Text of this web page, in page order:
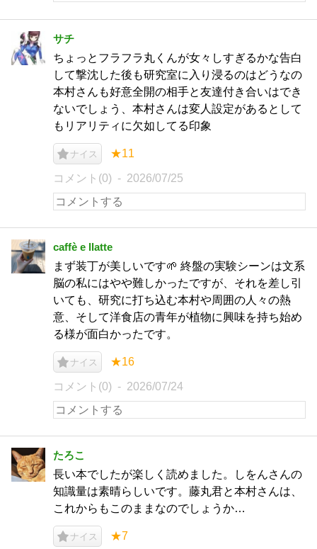
サチ
ちょっとフラフラ丸くんが女々しすぎるかな告白
して撃沈した後も研究室に入り浸るのはどうなの
本村さんも好意全開の相手と友達付き合いはでき
ないでしょう、本村さんは変人設定があるとして
もリアリティに欠如してる印象
ナイス ★11
コメント(0) 2026/07/25
caffè e llatte
まず装丁が美しいです🌱 終盤の実験シーンは文系
脳の私にはやや難しかったですが、それを差し引
いても、研究に打ち込む本村や周囲の人々の熱
意、そして洋食店の青年が植物に興味を持ち始め
る様が面白かったです。
ナイス ★16
コメント(0) 2026/07/24
たろこ
長い本でしたが楽しく読めました。しをんさんの
知識量は素晴らしいです。藤丸君と本村さんは、
これからもこのままなのでしょうか…
ナイス ★7